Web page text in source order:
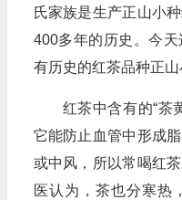
氏家族是生产正山小
400多年的历史。今
有历史的红茶品种正山
红茶中含有的“茶
它能防止血管中形成
或中风，所以常喝红
医认为，茶也分寒热